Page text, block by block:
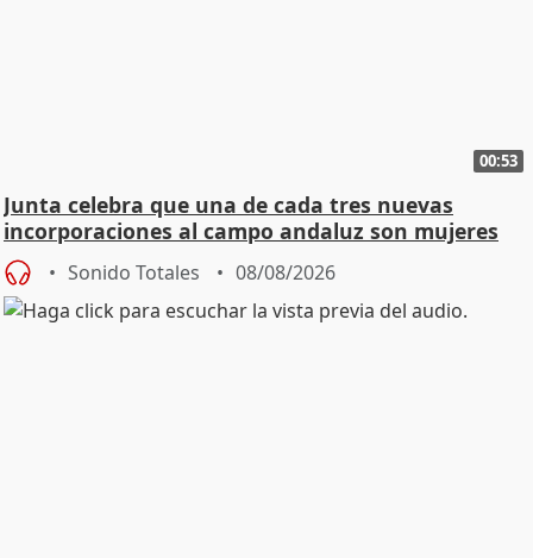
00:53
Junta celebra que una de cada tres nuevas
incorporaciones al campo andaluz son mujeres
jóvenes
Sonido Totales 08/08/2026